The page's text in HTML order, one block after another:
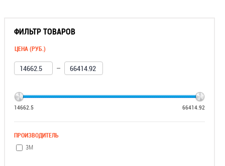
ФИЛЬТР ТОВАРОВ
ЦЕНА (РУБ.)
—
14662.5 66414.92
ПРОИЗВОДИТЕЛЬ
3М